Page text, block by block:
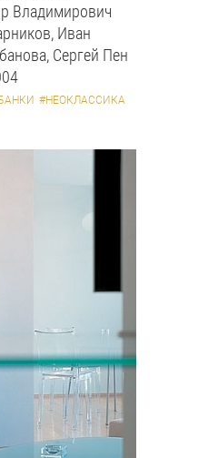
Владимирович
Иван
Сергей Пен
#НЕОКЛАССИКА